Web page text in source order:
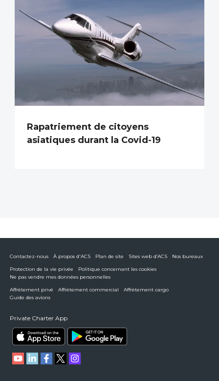
Rapatriement de citoyens
asiatiques durant la Covid-19
Contactez-nous À propos d'ACS Plan de site Sites web d’ACS
Nos bureaux
Protection de la vie privée
Politique concernant les cookies
Ne pas vendre mes données personnelles
Affrètement privé
Affrètement commercial
Affrètement cargo
Guide des avions
Private Charter App